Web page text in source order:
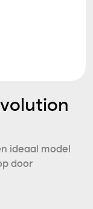
ideaal model
door